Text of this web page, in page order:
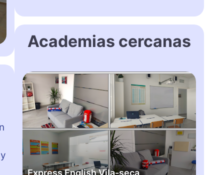
Academias cercanas
Express English Vila-seca
E
x
p
r
e
s
s
n